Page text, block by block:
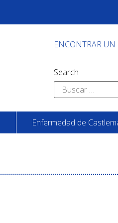
ENCONTRAR UN
Search
Buscar:
Enfermedad de